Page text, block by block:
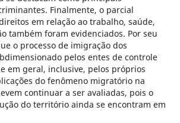
Finalmente, o parcial
em relação ao trabalho, saúde,
também foram evidenciados. Por seu
o processo de imigração dos
pelos entes de controle
em geral, inclusive, pelos próprios
do fenômeno migratório na
continuar a ser avaliadas, pois o
do território ainda se encontram em